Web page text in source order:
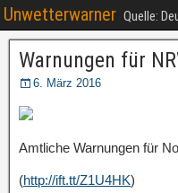
Unwetterwarner Quelle:
Warnungen für
6. März 2016
Amtliche Warnungen für
(http://ift.tt/Z1U4HK)